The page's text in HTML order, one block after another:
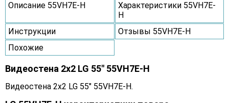
Описание 55VH7E-H
Характеристики 55VH7E-
H
Инструкции
Отзывы 55VH7E-H
Похожие
Видеостена 2x2 LG 55" 55VH7E-H
Видеостена 2x2 LG 55" 55VH7E-H.